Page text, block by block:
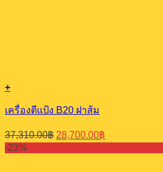
+
เครื่องตีแป้ง​ B20 ฝาส้ม
37,310.00฿ Original
price
was:
28,700.00฿
price
is:
-23%